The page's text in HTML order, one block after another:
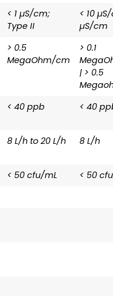
< 1 µS/cm;
Type II
< 10
µS/cm
> 0.5
MegaOhm/cm
> 0.1
| > 0.5
< 40 ppb < 40
8 L/h to 20 L/h 8 L/h
< 50 cfu/mL
< 50